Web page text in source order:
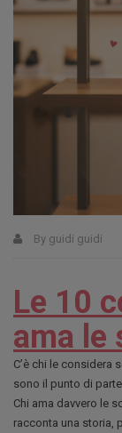
By guidi guidi
Le 10
ama le
C’è chi le considera
sono il punto di
Chi ama davvero le
racconta una storia,